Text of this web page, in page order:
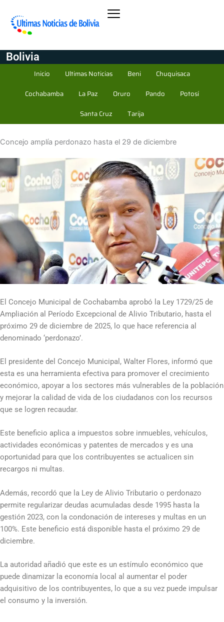
Bolivia
Inicio Ultimas Noticias Beni
Chuquisaca
Cochabamba
La Paz Oruro Pando
Potosí
Santa Cruz
Tarija
Concejo amplía perdonazo hasta el 29 de diciembre
El Concejo Municipal de Cochabamba aprobó la Ley 1729/25 de
Ampliación al Período Excepcional de Alivio Tributario, hasta el
próximo 29 de diciembre de 2025, lo que hace referencia al
denominado ‘perdonazo’.
El presidente del Concejo Municipal, Walter Flores, informó que
esta es una herramienta efectiva para promover el crecimiento
económico, apoyar a los sectores más vulnerables de la población
y mejorar la calidad de vida de los ciudadanos con los recursos
que se logren recaudar.
Este beneficio aplica a impuestos sobre inmuebles, vehículos,
actividades económicas y patentes de mercados y es una
oportunidad para que los contribuyentes se actualicen sin
recargos ni multas.
Además, recordó que la Ley de Alivio Tributario o perdonazo
permite regularizar deudas acumuladas desde 1995 hasta la
gestión 2023, con la condonación de intereses y multas en un
100%. Este beneficio está disponible hasta el próximo 29 de
diciembre.
La autoridad añadió que este es un estímulo económico que
puede dinamizar la economía local al aumentar el poder
adquisitivo de los contribuyentes, lo que a su vez puede impulsar
el consumo y la inversión.